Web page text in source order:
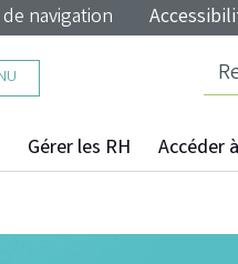
navigation
Gérer les RH Accéder